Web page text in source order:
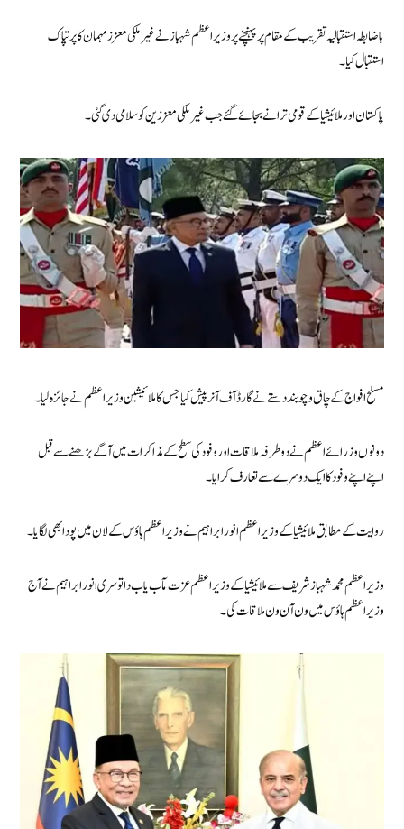
باضابطہ استقبالیہ تقریب کے مقام پرپہنچنے پر وزیر اعظم شہباز نے غیر ملکی معزز مہمان کا پرتپاک
استقبال کیا۔
پاکستان اور ملائیشیا کے قومی ترانے بجائے گئے جب غیر ملکی معززین کو سلامی دی گئی ۔
مسلح افواج کے چاق و چوبند دستے نے گارڈ آف آنر پیش کیا جس کا ملائیشین وزیراعظم نے جائزہ لیا۔
دونوں وزرائے اعظم نے دوطرفہ ملاقات اور وفود کی سطح کے مذاکرات میں آگے بڑھنے سے قبل
اپنے اپنے وفود کا ایک دوسرے سے تعارف کرایا۔
روایت کے مطابق ملائیشیا کے وزیراعظم انور ابراہیم نے وزیراعظم ہاؤس کے لان میں پودا بھی لگایا۔
وزیراعظم محمد شہباز شریف سے ملائیشیا کے وزیراعظم عزت مآب یاب داتو سری انور ابراہیم نے آج
وزیراعظم ہاؤس میں ون آن ون ملاقات کی۔